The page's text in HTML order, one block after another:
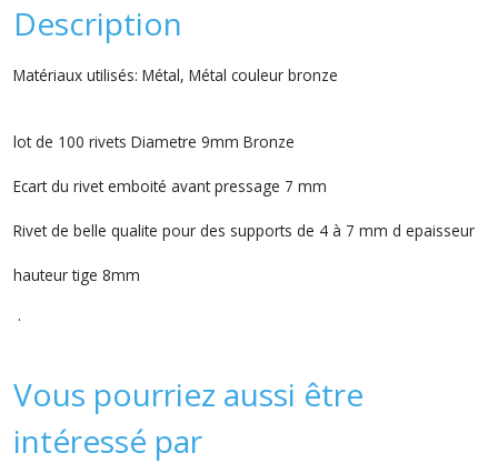
Description
Matériaux utilisés: Métal, Métal couleur bronze
lot de 100 rivets Diametre 9mm Bronze
Ecart du rivet emboité avant pressage 7 mm
Rivet de belle qualite pour des supports de 4 à 7 mm d epaisseur
hauteur tige 8mm
.
Vous pourriez aussi être
intéressé par